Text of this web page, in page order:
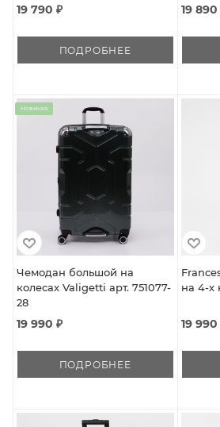
19 790 ₽
ПОДРОБНЕЕ
19 890
Новинка
Чемодан большой на
колесах Valigetti арт. 751077-
28
19 990 ₽
ПОДРОБНЕЕ
на 4-х
19 990